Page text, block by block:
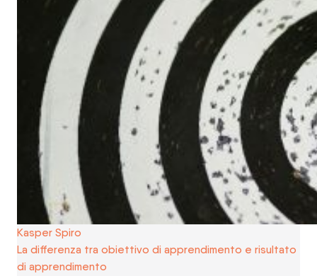
Kasper Spiro
La differenza tra obiettivo di apprendimento e risultato
di apprendimento